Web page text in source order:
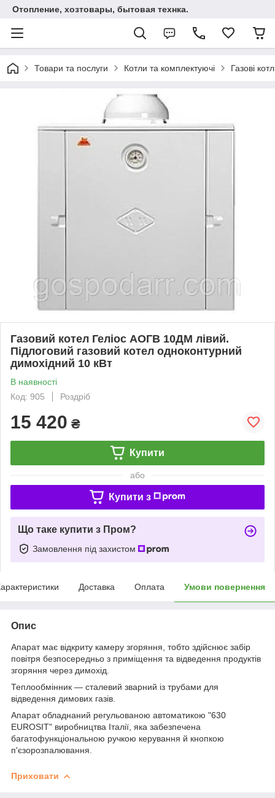
Отопление, хозтовары, бытовая технка.
Товари та послуги Котли та комплектуючі Газові
Газовий котел Геліос АОГВ 10ДМ лівий.
Підлоговий газовий котел одноконтурний
димохідний 10 кВт
В наявності
Код: 905
Роздріб
15 420 ₴
Купити
або
Купити з
Що таке купити з Пром?
Замовлення під захистом
Доставка Оплата Умови повернення
Опис
Апарат має відкриту камеру згоряння, тобто здійснює забір
повітря безпосередньо з приміщення та відведення продуктів
згоряння через димохід.
Теплообмінник — сталевий зварний із трубами для
відведення димових газів.
Апарат обладнаний регульованою автоматикою "630
EUROSIT" виробництва Італії, яка забезпечена
багатофункціональною ручкою керування й кнопкою
п'єзорозпалювання.
Приховати